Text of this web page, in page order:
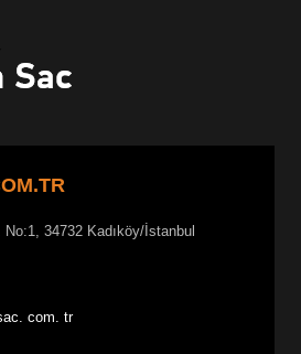
34732 Kadıköy/İstanbul
com. tr